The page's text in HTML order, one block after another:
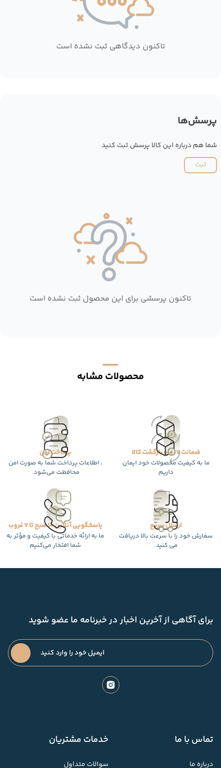
تاکنون دیدگاهی ثبت نشده است
پرسش‌ها
شما هم درباره این کالا پرسش ثبت کنید
ثبت
تاکنون پرسشی برای این محصول ثبت نشده است
محصولات مشابه
ضمانت 7 روزه بازگشت کالا
ما به کیفیت محصولات خود ایمان
داریم
پرداخت امن
، اطلاعات پرداخت شما به صورت امن
محافظت می‌شود.
ارسال سریع
سفارش خود را با سرعت بالا دریافت
می کنید.
پاسخگویی آنلاین 10 صبح تا 7 غروب
ما به ارائه خدماتی با کیفیت و مؤثر به
شما افتخار می‌کنیم
برای آگاهی از آخرین اخبار در خبرنامه ما عضو شوید
تماس با ما
درباره ما
خدمات مشتریان
سوالات متداول